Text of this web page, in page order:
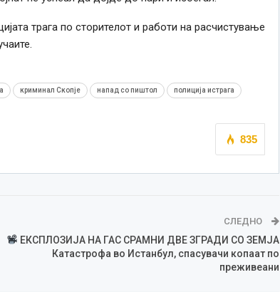
трага по сторителот и работи на расчистување
криминал Скопје напад со пиштол полиција истрага
835
СЛЕДНО
ЕКСПЛОЗИЈА НА ГАС СРАМНИ ДВЕ ЗГРАДИ СО ЗЕМЈА
Катастрофа во Истанбул, спасувачи копаат по
преживеани